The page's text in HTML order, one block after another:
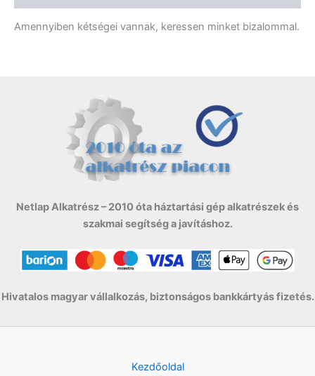
Amennyiben kétségei vannak, keressen minket bizalommal.
Netlap Alkatrész – 2010 óta háztartási gép alkatrészek és
szakmai segítség a javításhoz.
Hivatalos magyar vállalkozás, biztonságos bankkártyás fizetés.
Kezdőoldal